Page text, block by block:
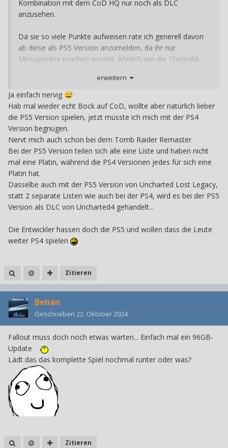
Kombination mit dem CoD HQ nur noch als DLC
anzusehen.
Da sie so viele Punkte aufweisen rate ich generell davon
ab diese als PS5 Version anzumelden, da ihr nur
Minuspunkte machen würdet. Ähnlich wie die Thematik
Die PS4 Versionen sind natürlich völlig ok.
erweitern
Ja einfach nervig 😅
Hab mal wieder echt Bock auf CoD, wollte aber natürlich lieber
die PS5 Version spielen, jetzt müsste ich mich mit der PS4
Version begnügen.
Nervt mich auch schon bei dem Tomb Raider Remaster.
Bei der PS5 Version teilen sich alle eine Liste und haben nicht
mal eine Platin, während die PS4 Versionen jedes für sich eine
Platin hat.
Dasselbe auch mit der PS5 Version von Uncharted Lost Legacy,
statt 2 separate Listen wie auch bei der PS4, wird es bei der PS5
Version als DLC von Uncharted4 gehandelt...
Die Entwickler hassen doch die PS5 und wollen dass die Leute
weiter PS4 spielen
Zitieren
Belian
Geschrieben 22. Oktober 2024
Fallout muss doch noch etwas warten... Einfach mal ein 96GB-
Update
Lädt das das komplette Spiel nochmal runter oder was?
Zitieren